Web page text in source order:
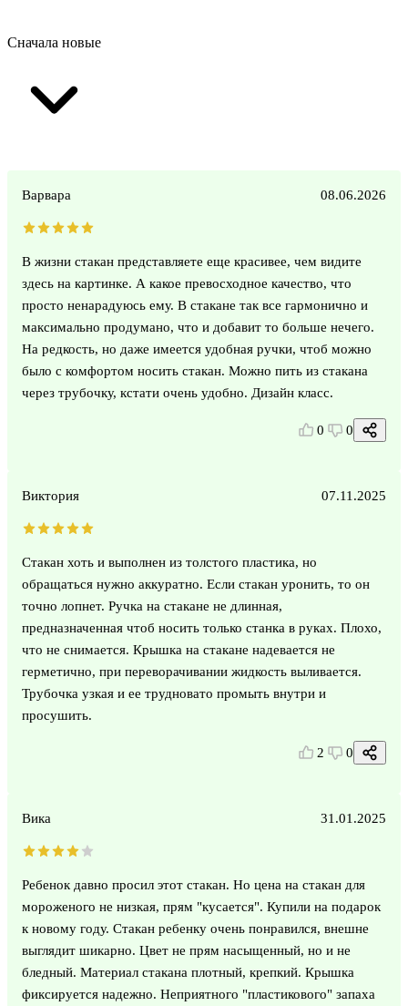
Сначала новые
Варвара 08.06.2026
В жизни стакан представляете еще красивее, чем видите
здесь на картинке. А какое превосходное качество, что
просто ненарадуюсь ему. В стакане так все гармонично и
максимально продумано, что и добавит то больше нечего.
На редкость, но даже имеется удобная ручки, чтоб можно
было с комфортом носить стакан. Можно пить из стакана
через трубочку, кстати очень удобно. Дизайн класс.
0 0
Виктория 07.11.2025
Стакан хоть и выполнен из толстого пластика, но
обращаться нужно аккуратно. Если стакан уронить, то он
точно лопнет. Ручка на стакане не длинная,
предназначенная чтоб носить только станка в руках. Плохо,
что не снимается. Крышка на стакане надевается не
герметично, при переворачивании жидкость выливается.
Трубочка узкая и ее трудновато промыть внутри и
просушить.
2 0
Вика 31.01.2025
Ребенок давно просил этот стакан. Но цена на стакан для
мороженого не низкая, прям "кусается". Купили на подарок
к новому году. Стакан ребенку очень понравился, внешне
выглядит шикарно. Цвет не прям насыщенный, но и не
бледный. Материал стакана плотный, крепкий. Крышка
фиксируется надежно. Неприятного "пластикового" запаха